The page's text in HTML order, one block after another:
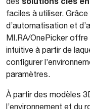
faciles à utiliser.
d’automatisation et
MI.RA/OnePicker
intuitive à partir de
configurer
paramètres.
À partir des modèles
l’environnement et du